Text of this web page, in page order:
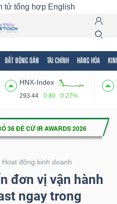
tử tổng hợp English
BẤT ĐỘNG SẢN TÀI CHÍNH HÀNG HÓA
HNX-Index
293.44 0.80 0.27%
Hoạt động kinh doanh
đơn vị vận hành
ngay trong
Mã chứng khoán